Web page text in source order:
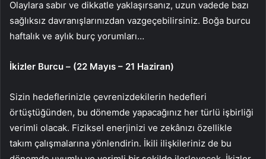
Olaylara sabır ve dikkatle yaklaşırsanız, uzun vadede bazı
sağlıksız davranışlarınızdan vazgeçebilirsiniz. Boğa burcu
haftalık ve aylık burç yorumları…
İkizler Burcu – (22 Mayıs – 21 Haziran)
Sizin hedeflerinizle çevrenizdekilerin hedefleri
örtüştüğünden, bu dönemde yapacağınız her türlü işbirliği
verimli olacak. Fiziksel enerjinizi ve zekânızı özellikle
takım çalışmalarına yönlendirin. İkili ilişkileriniz de bu